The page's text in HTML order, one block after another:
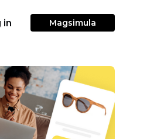
in Magsimula